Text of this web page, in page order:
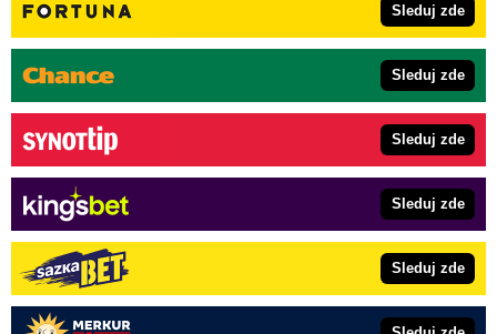
Sleduj zde
Sleduj zde
Sleduj zde
Sleduj zde
Sleduj zde